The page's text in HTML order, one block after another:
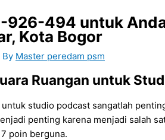
926-494 untuk
Kota Bogor
By Master peredam psm
Ruangan untuk
untuk studio podcast sangatlah
penting karena menjadi salah
poin berguna.